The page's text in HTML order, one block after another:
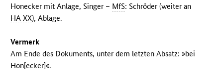
Honecker mit Anlage, Singer – MfS: Schröder (weiter an
HA XX), Ablage.
Vermerk
Am Ende des Dokuments, unter dem letzten Absatz: »bei
Hon[ecker]«.